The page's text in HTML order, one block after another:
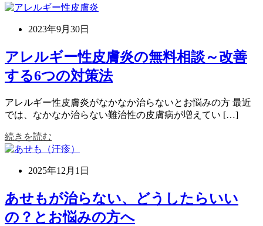
2023年9月30日
アレルギー性皮膚炎の無料相談～改善
する6つの対策法
アレルギー性皮膚炎がなかなか治らないとお悩みの方 最近
では、なかなか治らない難治性の皮膚病が増えてい […]
続きを読む
2025年12月1日
あせもが治らない、どうしたらいい
の？とお悩みの方へ